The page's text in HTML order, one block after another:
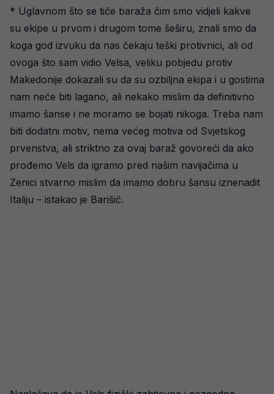
* Uglavnom što se tiče baraža čim smo vidjeli kakve
su ekipe u prvom i drugom tome šeširu, znali smo da
koga god izvuku da nas čekaju teški protivnici, ali od
ovoga što sam vidio Velsa, veliku pobjedu protiv
Makedonije dokazali su da su ozbiljna ekipa i u gostima
nam neće biti lagano, ali nekako mislim da definitivno
imamo šanse i ne moramo se bojati nikoga. Treba nam
biti dodatni motiv, nema većeg motiva od Svjetskog
prvenstva, ali striktno za ovaj baraž govoreći da ako
prođemo Vels da igramo pred našim navijačima u
Zenici stvarno mislim da imamo dobru šansu iznenadit
Italiju – istakao je Barišić.